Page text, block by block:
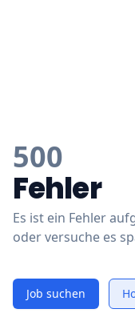
500
Fehler
Es ist ein Fehler
oder versuche es
Job suchen